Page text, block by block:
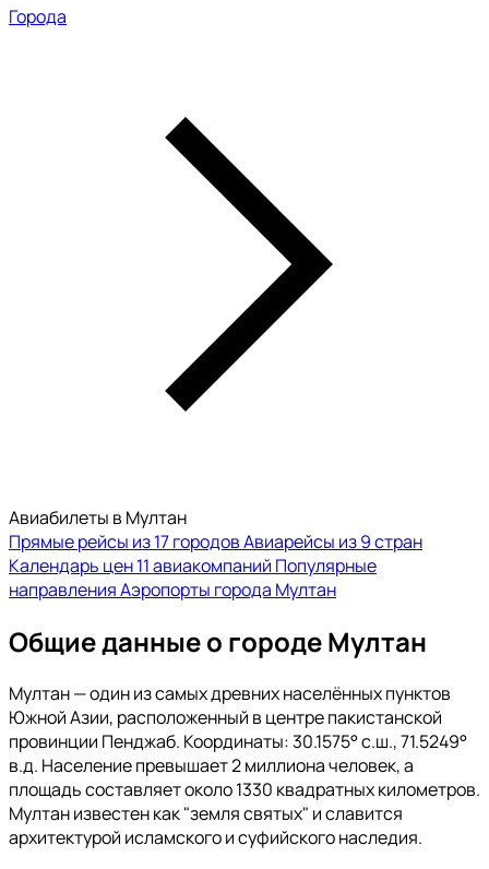
Города
Авиабилеты в Мултан
Прямые рейсы из 17 городовАвиарейсы из 9 стран
Календарь цен11 авиакомпаний Популярные
направленияАэропорты города Мултан
Общие данные о городе Мултан
Мултан — один из самых древних населённых пунктов
Южной Азии, расположенный в центре пакистанской
провинции Пенджаб. Координаты: 30.1575° с.ш., 71.5249°
в.д. Население превышает 2 миллиона человек, а
площадь составляет около 1330 квадратных километров.
Мултан известен как "земля святых" и славится
архитектурой исламского и суфийского наследия.